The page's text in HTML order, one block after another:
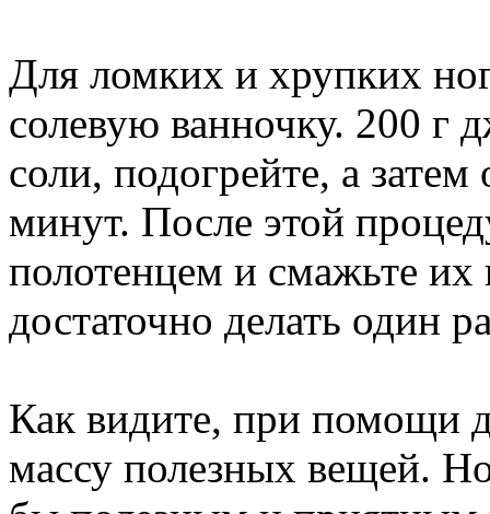
Для ломких и хрупких
солевую ванночку. 200 г
соли, подогрейте, а
минут. После этой
полотенцем и смажьте
достаточно делать один
Как видите, при помощи
массу полезных вещей.